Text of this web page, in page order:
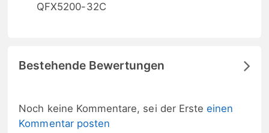
QFX5200-32C
Bestehende Bewertungen
Noch keine Kommentare, sei der Ersteeinen
Kommentar posten